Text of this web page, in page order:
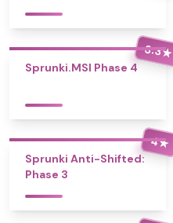
3.3★
Sprunki.MSI Phase 4
4★
Sprunki Anti-Shifted:
Phase 3